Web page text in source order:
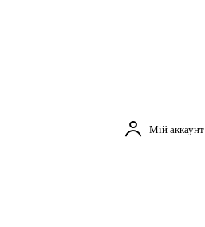
Мій аккаунт